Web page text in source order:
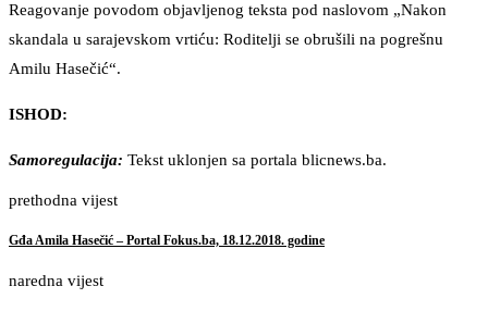
Reagovanje povodom objavljenog teksta pod naslovom „Nakon
skandala u sarajevskom vrtiću: Roditelji se obrušili na pogrešnu
Amilu Hasečić“.
ISHOD:
Samoregulacija: Tekst uklonjen sa portala blicnews.ba.
prethodna vijest
Gđa Amila Hasečić – Portal Fokus.ba, 18.12.2018. godine
naredna vijest